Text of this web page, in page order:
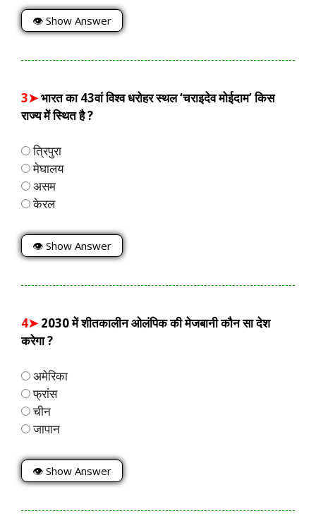
👁 Show Answer
3➤भारत का 43वां विश्व धरोहर स्थल ‘चराइदेव मोईदाम’ किस
राज्य में स्थित है ?
त्रिपुरा
मेघालय
असम
केरल
👁 Show Answer
4➤2030 में शीतकालीन ओलंपिक की मेजबानी कौन सा देश
करेगा ?
अमेरिका
फ्रांस
चीन
जापान
👁 Show Answer